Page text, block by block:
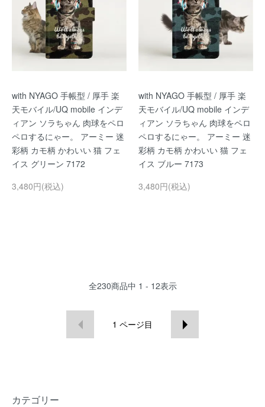
with NYAGO 手帳型 / 厚手 楽
天モバイル/UQ mobile インデ
ィアン ソラちゃん 肉球をペロ
ペロするにゃー。 アーミー 迷
彩柄 カモ柄 かわいい 猫 フェ
イス グリーン 7172
3,480円(税込)
with NYAGO 手帳型 / 厚手 楽
天モバイル/UQ mobile インデ
ィアン ソラちゃん 肉球をペロ
ペロするにゃー。 アーミー 迷
彩柄 カモ柄 かわいい 猫 フェ
イス ブルー 7173
3,480円(税込)
全230商品中 1 - 12表示
1 ページ目
カテゴリー